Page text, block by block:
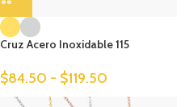
Cruz Acero Inoxidable 115
$84.50 - $119.50